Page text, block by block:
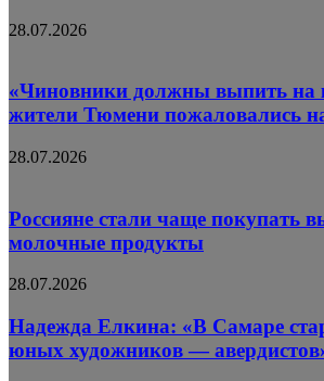
28.07.2026
«Чиновники должны выпить на
жители Тюмени пожаловались
28.07.2026
Россияне стали чаще покупать
молочные продукты
28.07.2026
Надежда Елкина: «В Самаре
юных художников —